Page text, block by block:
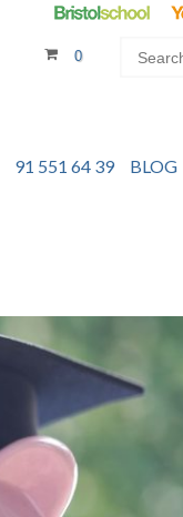
0
91 551 64 39 BLOG